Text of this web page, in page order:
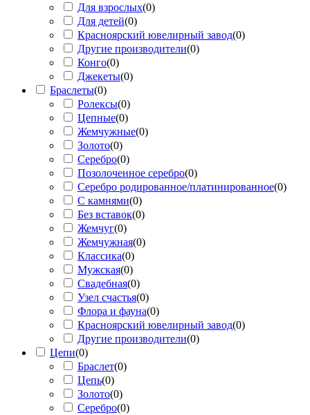
Для взрослых(0)
Для детей(0)
Красноярский ювелирный завод(0)
Другие производители(0)
Конго(0)
Джекеты(0)
Браслеты(0)
Ролексы(0)
Цепные(0)
Жемчужные(0)
Золото(0)
Серебро(0)
Позолоченное серебро(0)
Серебро родированное/платинированное(0)
С камнями(0)
Без вставок(0)
Жемчуг(0)
Жемчужная(0)
Классика(0)
Мужская(0)
Свадебная(0)
Узел счастья(0)
Флора и фауна(0)
Красноярский ювелирный завод(0)
Другие производители(0)
Цепи(0)
Браслет(0)
Цепь(0)
Золото(0)
Серебро(0)